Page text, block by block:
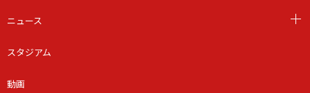
ニュース
スタジアム
動画